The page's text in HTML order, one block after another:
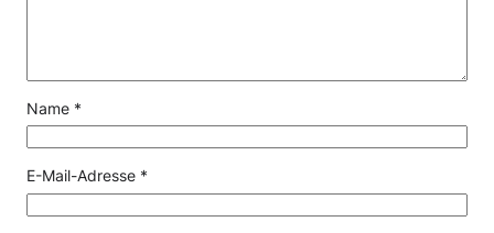
Name *
E-Mail-Adresse *